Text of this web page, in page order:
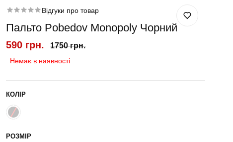
шорти
Шорти
Відгуки про товар
Пальто Pobedov Monopoly Чорний
590 грн. 1750 грн.
Немає в наявності
КОЛІР
РОЗМІР